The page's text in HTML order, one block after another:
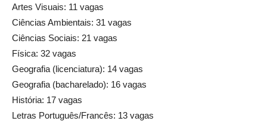
Artes Visuais: 11 vagas
Ciências Ambientais: 31 vagas
Ciências Sociais: 21 vagas
Física: 32 vagas
Geografia (licenciatura): 14 vagas
Geografia (bacharelado): 16 vagas
História: 17 vagas
Letras Português/Francês: 13 vagas